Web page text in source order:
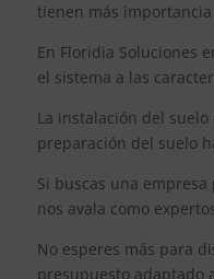
tienen más
En Floridia Soluciones
el sistema a las
La instalación del
preparación del suelo
Si buscas una
nos avala como
No esperes más para
presupuesto adaptado